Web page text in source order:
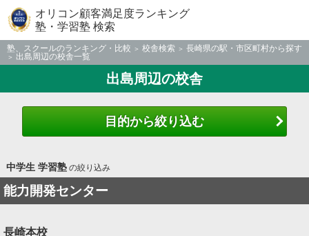
オリコン顧客満足度ランキング
塾・学習塾 検索
塾、スクールのランキング・比較 校舎検索
長崎県の駅・市区町村から探す
出島周辺の校舎一覧
出島周辺の校舎
目的から絞り込む
中学生 学習塾の絞り込み
能力開発センター
長崎本校